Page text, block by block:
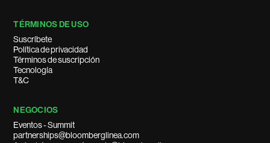
TÉRMINOS DE USO
Suscríbete
Política de privacidad
Términos de suscripción
Tecnología
T&C
NEGOCIOS
Eventos - Summit
partnerships@bloomberglinea.com